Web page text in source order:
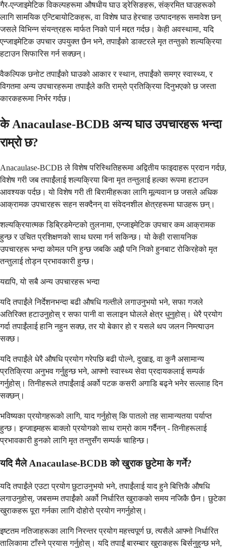
गैर-एन्जाइमेटिक विकल्पहरूमा औषधीय घाउ ड्रेसिङहरू, संक्रमित घाउहरूको
लागि सामयिक एन्टिबायोटिकहरू, वा विशेष घाउ हेरचाह उत्पादनहरू समावेश छन्
जसले विभिन्न संयन्त्रहरू मार्फत निको पार्न मद्दत गर्दछ। केही अवस्थामा, यदि
एन्जाइमेटिक उपचार उपयुक्त छैन भने, तपाईंको डाक्टरले मृत तन्तुको शल्यक्रिया
हटाउन सिफारिस गर्न सक्छन्।
वैकल्पिक छनोट तपाईंको घाउको आकार र स्थान, तपाईंको समग्र स्वास्थ्य, र
विगतमा अन्य उपचारहरूमा तपाईंले कति राम्रो प्रतिक्रिया दिनुभएको छ जस्ता
कारकहरूमा निर्भर गर्दछ।
के Anacaulase-BCDB अन्य घाउ उपचारहरू भन्दा
राम्रो छ?
Anacaulase-BCDB ले विशेष परिस्थितिहरूमा अद्वितीय फाइदाहरू प्रदान गर्दछ,
विशेष गरी जब तपाईंलाई शल्यक्रिया बिना मृत तन्तुलाई हल्का रूपमा हटाउन
आवश्यक पर्दछ। यो विशेष गरी ती बिरामीहरूका लागि मूल्यवान छ जसले अधिक
आक्रामक उपचारहरू सहन सक्दैनन् वा संवेदनशील क्षेत्रहरूमा घाउहरू छन्।
शल्यक्रियात्मक डिब्रिडमेन्टको तुलनामा, एन्जाइमेटिक उपचार कम आक्रामक
हुन्छ र उचित प्रशिक्षणको साथ घरमा गर्न सकिन्छ। यो केही रासायनिक
उपचारहरू भन्दा कोमल पनि हुन्छ जबकि अझै पनि निको हुनबाट रोकिरहेको मृत
तन्तुलाई तोड्न प्रभावकारी हुन्छ।
यद्यपि, यो सबै अन्य उपचारहरू भन्दा
यदि तपाईंले निर्देशनभन्दा बढी औषधि गल्तीले लगाउनुभयो भने, सफा गजले
अतिरिक्त हटाउनुहोस् र सफा पानी वा सलाइन घोलले क्षेत्र धुनुहोस्। धेरै प्रयोग
गर्दा तपाईंलाई हानि नहुन सक्छ, तर यो बेकार हो र यसले थप जलन निम्त्याउन
सक्छ।
यदि तपाईंले धेरै औषधि प्रयोग गरेपछि बढी पोल्ने, दुखाइ, वा कुनै असामान्य
प्रतिक्रिया अनुभव गर्नुहुन्छ भने, आफ्नो स्वास्थ्य सेवा प्रदायकलाई सम्पर्क
गर्नुहोस्। तिनीहरूले तपाईंलाई अर्को पटक कसरी अगाडि बढ्ने भनेर सल्लाह दिन
सक्छन्।
भविष्यका प्रयोगहरूको लागि, याद गर्नुहोस् कि पातलो तह सामान्यतया पर्याप्त
हुन्छ। इन्जाइमहरू बाक्लो प्रयोगको साथ राम्रो काम गर्दैनन् - तिनीहरूलाई
प्रभावकारी हुनको लागि मृत तन्तुसँग सम्पर्क चाहिन्छ।
यदि मैले Anacaulase-BCDB को खुराक छुटेमा के गर्ने?
यदि तपाईंले एउटा प्रयोग छुटाउनुभयो भने, तपाईंलाई याद हुने बित्तिकै औषधि
लगाउनुहोस्, जबसम्म तपाईंको अर्को निर्धारित खुराकको समय नजिकै छैन। छुटेका
खुराकहरू पूरा गर्नका लागि दोहोरो प्रयोग नगर्नुहोस्।
इष्टतम नतिजाहरूका लागि निरन्तर प्रयोग महत्त्वपूर्ण छ, त्यसैले आफ्नो निर्धारित
तालिकामा टाँस्ने प्रयास गर्नुहोस्। यदि तपाईं बारम्बार खुराकहरू बिर्सनुहुन्छ भने,